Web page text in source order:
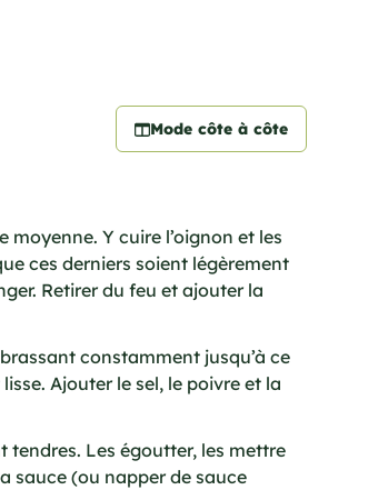
Mode côte à côte
Y cuire l’oignon et les
ces derniers soient légèrement
Retirer du feu et ajouter la
constamment jusqu’à ce
Ajouter le sel, le poivre et la
tendres. Les égoutter, les mettre
sauce (ou napper de sauce